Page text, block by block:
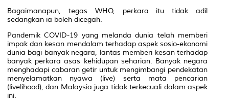
Bagaimanapun, tegas WHO, perkara itu tidak adil
sedangkan ia boleh dicegah.
Pandemik COVID-19 yang melanda dunia telah memberi
impak dan kesan mendalam terhadap aspek sosio-ekonomi
dunia bagi banyak negara, lantas memberi kesan terhadap
banyak perkara asas kehidupan seharian. Banyak negara
menghadapi cabaran getir untuk mengimbangi pendekatan
menyelamatkan nyawa (live) serta mata pencarian
(livelihood), dan Malaysia juga tidak terkecuali dalam aspek
ini.